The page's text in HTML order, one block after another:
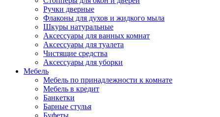
Ручки дверные
Флаконы для духов и жидкого мыла
Шкуры натуральные
Аксессуары для ванных комнат
Аксессуары для туалета
Чистящие средства
Аксессуары для уборки
Мебель
Мебель по принадлежности к комнате
Мебель в кредит
Банкетки
Барные стулья
Буфеты